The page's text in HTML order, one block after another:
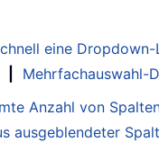
eine
Mehrfachauswahl-
Anzahl von
ausgeblendeter